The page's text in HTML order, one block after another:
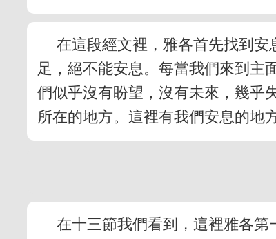
在這段經文裡，雅各首先找到
足，絕不能安息。每當我們來到主
們似乎沒有盼望，沒有未來，幾乎
所在的地方。這裡有我們安息的地方
在十三節我們看到，這裡雅各